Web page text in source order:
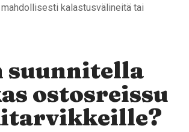
kalastusvälineitä tai
suunnitella
ostosreissu